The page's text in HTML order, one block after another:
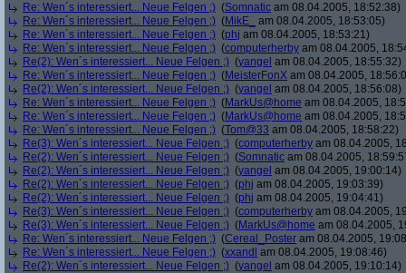
Re: Wen´s interessiert... Neue Felgen ;) (Somnatic am 08.04.2005, 18:52:38)
Re: Wen´s interessiert... Neue Felgen ;) (MikE_
am 08.04.2005, 18:53:05)
Re: Wen´s interessiert... Neue Felgen ;) (phj am 08.04.2005, 18:53:21)
Re: Wen´s interessiert... Neue Felgen ;) (computerherby am 08.04.2005,
Re(2): Wen´s interessiert... Neue Felgen ;) (yangel am 08.04.2005, 18:55:32)
Re: Wen´s interessiert... Neue Felgen ;) (MeisterFonX am 08.04.2005,
Re(2): Wen´s interessiert... Neue Felgen ;) (yangel am 08.04.2005, 18:56:08)
Re: Wen´s interessiert... Neue Felgen ;) (MarkUs@home am 08.04.2005,
Re: Wen´s interessiert... Neue Felgen ;) (MarkUs@home am 08.04.2005,
Re: Wen´s interessiert... Neue Felgen ;) (Tom@33 am 08.04.2005, 18:58:22)
Re(3): Wen´s interessiert... Neue Felgen ;) (computerherby am 08.04.2005,
Re(2): Wen´s interessiert... Neue Felgen ;) (Somnatic am 08.04.2005,
Re(2): Wen´s interessiert... Neue Felgen ;) (yangel am 08.04.2005, 19:00:14)
Re(2): Wen´s interessiert... Neue Felgen ;) (phj am 08.04.2005, 19:03:39)
Re(2): Wen´s interessiert... Neue Felgen ;) (phj am 08.04.2005, 19:04:41)
Re(3): Wen´s interessiert... Neue Felgen ;) (computerherby am 08.04.2005,
Re(3): Wen´s interessiert... Neue Felgen ;) (MarkUs@home am 08.04.2005,
Re: Wen´s interessiert... Neue Felgen ;) (Cereal_Poster am 08.04.2005,
Re: Wen´s interessiert... Neue Felgen ;) (xxandl am 08.04.2005, 19:08:46)
Re(2): Wen´s interessiert... Neue Felgen ;) (yangel am 08.04.2005, 19:10:14)